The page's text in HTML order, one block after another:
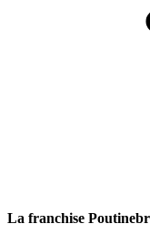
La franchise